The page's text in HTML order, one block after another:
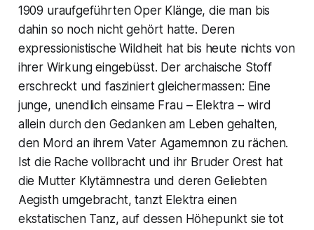
1909 uraufgeführten Oper Klänge, die man bis
dahin so noch nicht gehört hatte. Deren
expressionistische Wildheit hat bis heute nichts von
ihrer Wirkung eingebüsst. Der archaische Stoff
erschreckt und fasziniert gleichermassen: Eine
junge, unendlich einsame Frau – Elektra – wird
allein durch den Gedanken am Leben gehalten,
den Mord an ihrem Vater Agamemnon zu rächen.
Ist die Rache vollbracht und ihr Bruder Orest hat
die Mutter Klytämnestra und deren Geliebten
Aegisth umgebracht, tanzt Elektra einen
ekstatischen Tanz, auf dessen Höhepunkt sie tot